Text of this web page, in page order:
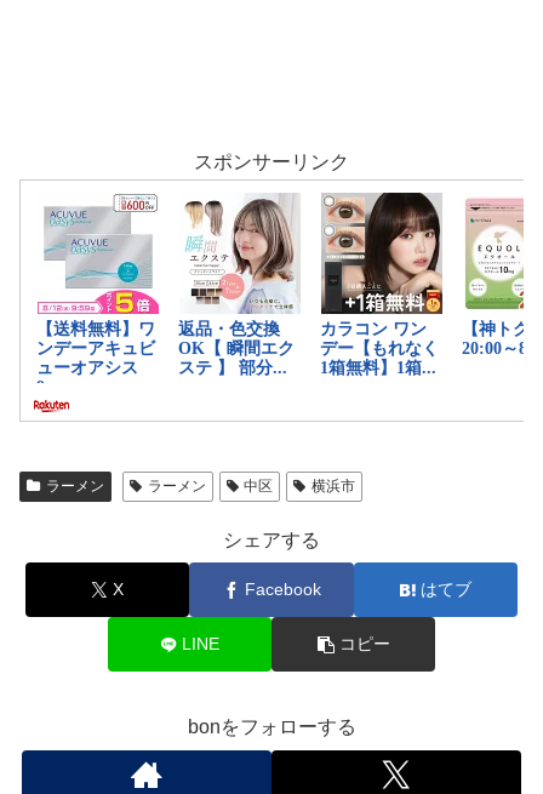
スポンサーリンク
ラーメン ラーメン 中区 横浜市
シェアする
X Facebook はてブ
LINE コピー
bonをフォローする